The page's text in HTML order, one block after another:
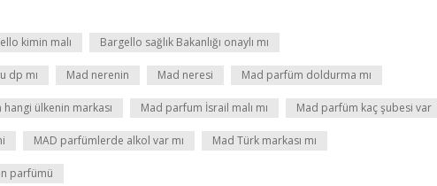
kimin malı Bargello sağlık Bakanlığı onaylı mı
dp mı Mad nerenin Mad neresi Mad parfüm doldurma mı
ülkenin markası Mad parfum İsrail malı mı Mad parfüm kaç şubesi var
MAD parfümlerde alkol var mı Mad Türk markası mı
parfümü